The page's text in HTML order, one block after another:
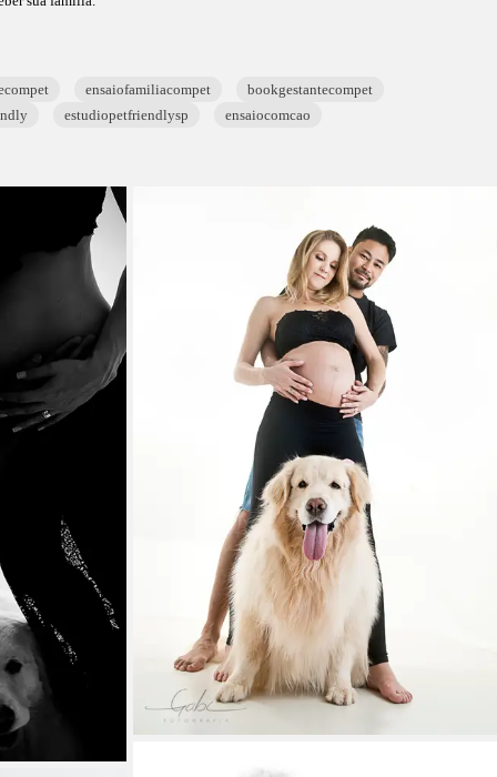
ensaiofamiliacompet
bookgestantecompet
estudiopetfriendlysp ensaiocomcao